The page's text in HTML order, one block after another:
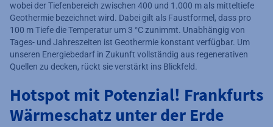
wobei der Tiefenbereich zwischen 400 und 1.000 m als mitteltiefe
Geothermie bezeichnet wird. Dabei gilt als Faustformel, dass pro
100 m Tiefe die Temperatur um 3 °C zunimmt. Unabhängig von
Tages- und Jahreszeiten ist Geothermie konstant verfügbar. Um
unseren Energiebedarf in Zukunft vollständig aus regenerativen
Quellen zu decken, rückt sie verstärkt ins Blickfeld.
Hotspot mit Potenzial! Frankfurts
Wärmeschatz unter der Erde